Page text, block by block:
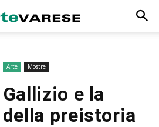
Arte Mostre
e la
preistoria